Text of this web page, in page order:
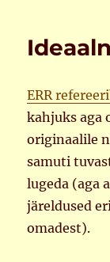
ERR
kahjuks aga
originaalile
samuti
lugeda (aga
järeldused
omadest).